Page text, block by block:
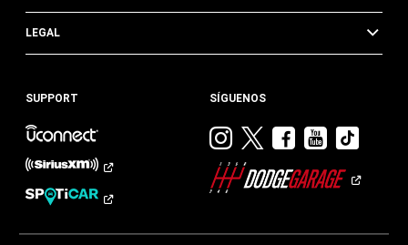
LEGAL
SUPPORT SÍGUENOS
Visitar
Dodge
en
Visitar
en
Visitar
en
Visitar
en en